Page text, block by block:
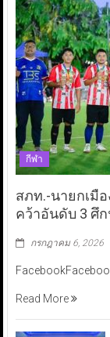
กีฬา
สภท.-นายกเมื
คว้าอันดับ 3 ศึ
กรกฎาคม 6, 2026
Read More